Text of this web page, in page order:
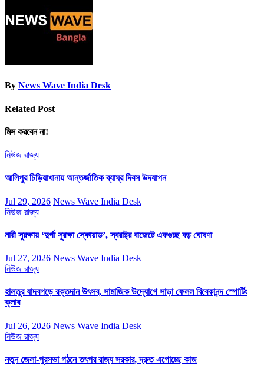
By News Wave India Desk
Related Post
মিস করবেন না!
নিউজ রাজ্য
আলিপুর চিড়িয়াখানায় আন্তর্জাতিক ব্যাঘ্র দিবস উদযাপন
Jul 29, 2026 News Wave India Desk
নিউজ রাজ্য
নারী সুরক্ষায় ‘দুর্গা সুরক্ষা স্কোয়াড’, স্বরাষ্ট্র বাজেটে একগুচ্ছ বড় ঘোষণা
Jul 27, 2026 News Wave India Desk
নিউজ রাজ্য
হালতুর যাদবগড়ে রক্তদান উৎসব, সামাজিক উদ্যোগে সাড়া ফেলল বিবেকানন্দ স্পোর্টিং
ক্লাব
Jul 26, 2026 News Wave India Desk
নিউজ রাজ্য
নতুন জেলা-পুরসভা গঠনে তৎপর রাজ্য সরকার, দ্রুত এগোচ্ছে কাজ